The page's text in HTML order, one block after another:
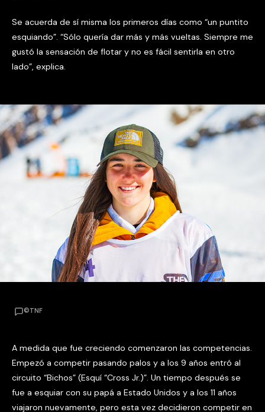
Se acuerda de sí misma los primeros días como “un puntito
esquiando”. “Sólo quería dar más y más vueltas. Siempre me
gustó la sensación de flotar y no es fácil sentirla en otro
lado”, explica.
©TNF
A medida que fue creciendo comenzaron las competencias.
Empezó a competir pasando palos y a los 9 años entró al
circuito “Bichos” (Esquí “Cross Jr.)”. Un tiempo después se
fue a esquiar con su papá a Estado Unidos y a los 11 años
viajaron nuevamente, pero esta vez decidieron competir en